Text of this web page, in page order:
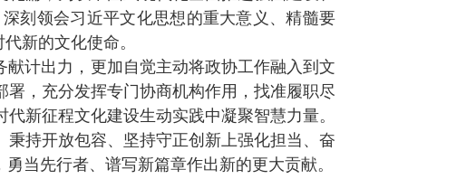
刻领会习近平文化思想的重大意义、精髓要
新的文化使命。
计出力，更加自觉主动将政协工作融入到文
，充分发挥专门协商机构作用，找准履职尽
新征程文化建设生动实践中凝聚智慧力量。
持开放包容、坚持守正创新上强化担当、奋
当先行者、谱写新篇章作出新的更大贡献。